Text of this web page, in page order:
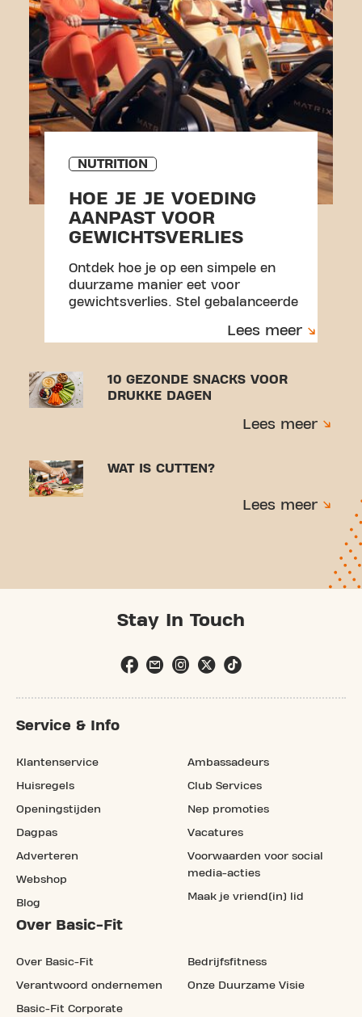
NUTRITION
HOE JE JE VOEDING
AANPAST VOOR
GEWICHTSVERLIES
Ontdek hoe je op een simpele en
duurzame manier eet voor
gewichtsverlies. Stel gebalanceerde
porties en bouw gewoontes die je
Lees meer
10 GEZONDE SNACKS VOOR
DRUKKE DAGEN
Lees meer
WAT IS CUTTEN?
Lees meer
Stay In Touch
Service & Info
Klantenservice
Huisregels
Openingstijden
Dagpas
Adverteren
Webshop
Blog
Ambassadeurs
Club Services
Nep promoties
Vacatures
Voorwaarden voor social
media-acties
Maak je vriend(in) lid
Over Basic-Fit
Over Basic-Fit
Verantwoord ondernemen
Basic-Fit Corporate
Bedrijfsfitness
Onze Duurzame Visie